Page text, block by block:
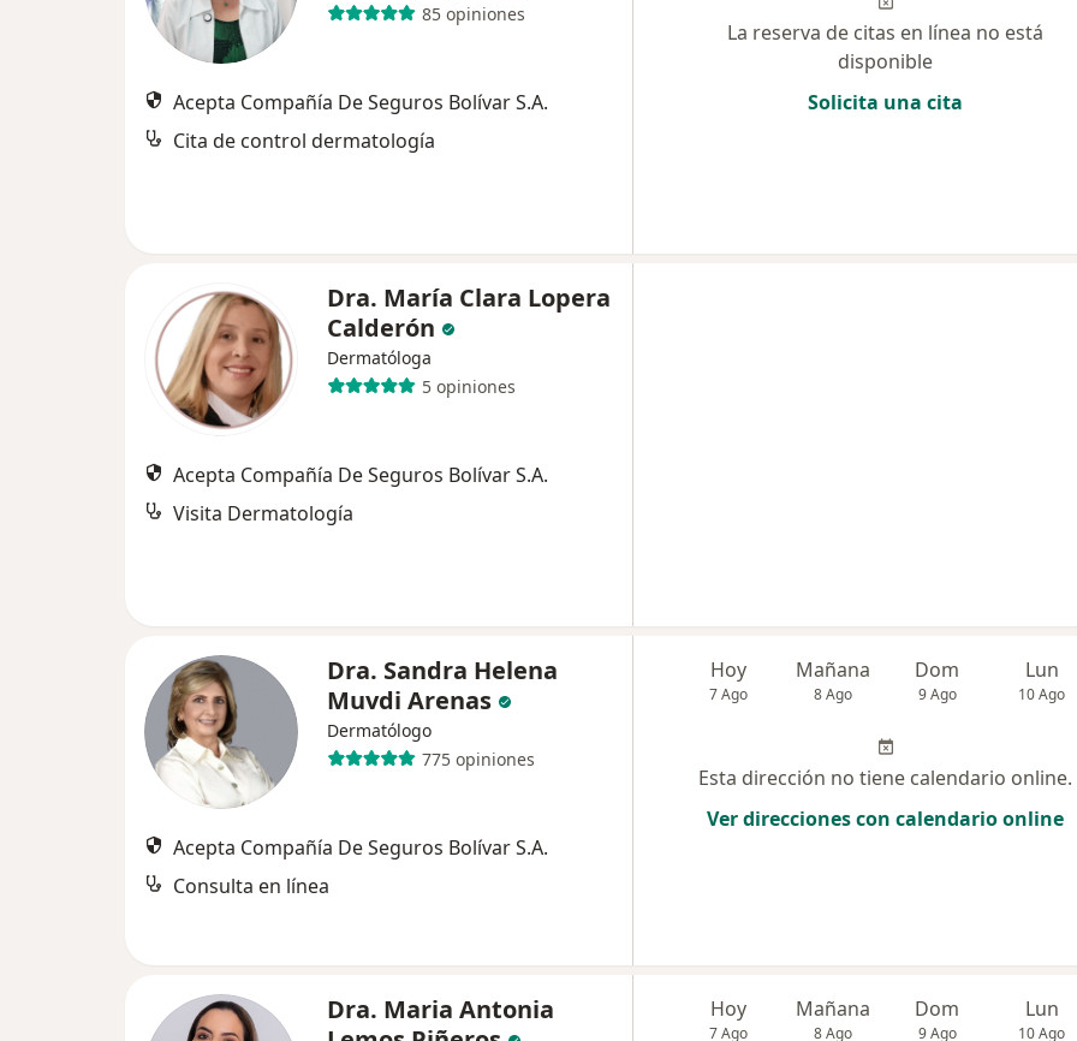
85 opiniones
Acepta Compañía De Seguros Bolívar S.A.
Cita de control dermatología
La reserva de citas en línea no está
disponible
Solicita una cita
Dra. María Clara Lopera
Calderón
Dermatóloga
5 opiniones
Acepta Compañía De Seguros Bolívar S.A.
Visita Dermatología
Dra. Sandra Helena
Muvdi Arenas
Dermatólogo
775 opiniones
Acepta Compañía De Seguros Bolívar S.A.
Consulta en línea
Hoy
7 Ago
Mañana
8 Ago
Dom
9 Ago
Lun
10 Ago
Esta dirección no tiene calendario online.
Ver direcciones con calendario online
Dra. Maria Antonia
Hoy
7 Ago
Mañana
8 Ago
Dom
9 Ago
Lun
10 Ago